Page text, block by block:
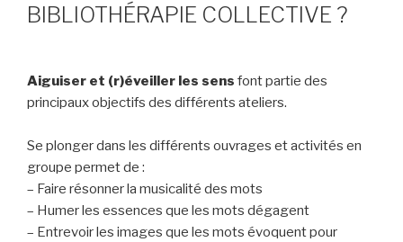
BIBLIOTHÉRAPIE COLLECTIVE ?
Aiguiser et (r)éveiller les sens font partie des
principaux objectifs des différents ateliers.
Se plonger dans les différents ouvrages et activités en
groupe permet de :
– Faire résonner la musicalité des mots
– Humer les essences que les mots dégagent
– Entrevoir les images que les mots évoquent pour